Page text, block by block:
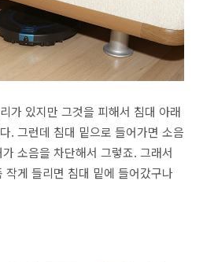
가 있지만 그것을 피해서 침대 아래
. 그런데 침대 밑으로 들어가면 소음
소음을 차단해서 그렇죠. 그래서
작게 들리면 침대 밑에 들어갔구나